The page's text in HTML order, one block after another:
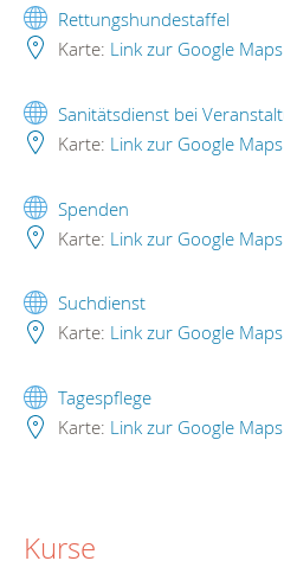
Rettungshundestaffel
Karte: Link zur Google
Sanitätsdienst bei
Karte: Link zur Google
Spenden
Karte: Link zur Google
Suchdienst
Karte: Link zur Google
Tagespflege
Karte: Link zur Google
Kurse